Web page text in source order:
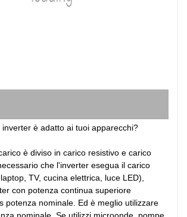
inverter è adatto ai tuoi apparecchi?
è diviso in carico resistivo e carico
che l'inverter esegua il carico
TV, cucina elettrica, luce LED),
con potenza continua superiore
potenza nominale. Ed è meglio utilizzare